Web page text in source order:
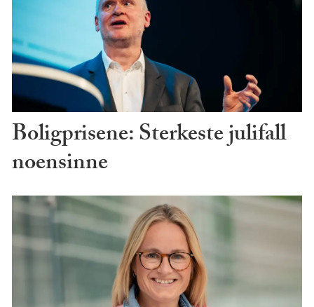
Boligprisene: Sterkeste julifall
noensinne